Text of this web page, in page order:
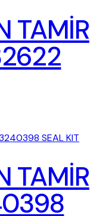
TAMİR
TAMİR